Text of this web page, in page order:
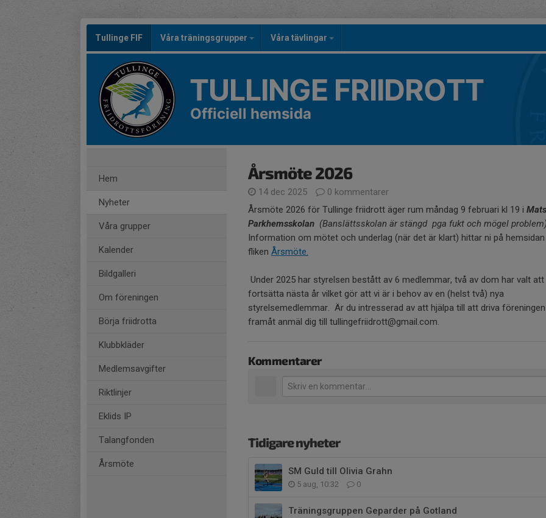
Tullinge FIF Våra träningsgrupper Våra tävlingar
TULLINGE FRIIDROTT
Officiell hemsida
Hem
Nyheter
Våra grupper
Kalender
Bildgalleri
Om föreningen
Börja friidrotta
Klubbkläder
Medlemsavgifter
Riktlinjer
Eklids IP
Talangfonden
Årsmöte
Årsmöte 2026
14 dec 2025
0 kommentarer
Årsmöte 2026 för Tullinge friidrott äger rum måndag 9 februari kl 19 i
Parkhemsskolan (Banslättsskolan är stängd pga fukt och mögel
Information om mötet och underlag (när det är klart) hittar ni på
fliken Årsmöte.
Under 2025 har styrelsen bestått av 6 medlemmar, två av dom har valt
fortsätta nästa år vilket gör att vi är i behov av en (helst två) nya
styrelsemedlemmar. Är du intresserad av att hjälpa till att driva föreningen
framåt anmäl dig till tullingefriidrott@gmail.com.
Kommentarer
Tidigare nyheter
SM Guld till Olivia Grahn
5 aug, 10:32 0
Träningsgruppen Geparder på Gotland